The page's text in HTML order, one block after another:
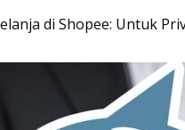
di Shopee: Untuk